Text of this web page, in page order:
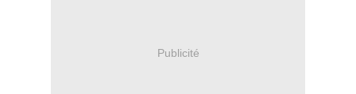
Publicité